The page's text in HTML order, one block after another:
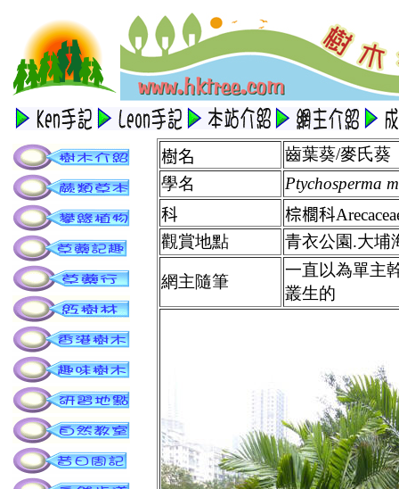
樹名
齒葉葵/麥氏葵
學名
Ptychosperma
科
棕櫚科
觀賞地點
青衣公園.大埔
網主隨筆
一直以為單主
叢生的